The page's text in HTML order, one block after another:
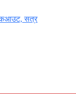
सत्र